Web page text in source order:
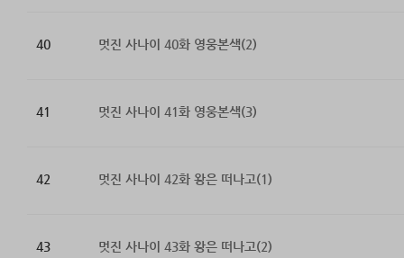
40 멋진 사나이 40화 영웅본색(2)
41 멋진 사나이 41화 영웅본색(3)
42 멋진 사나이 42화 왕은 떠나고(1)
43 멋진 사나이 43화 왕은 떠나고(2)